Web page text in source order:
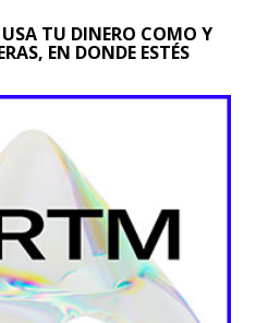
TU DINERO COMO Y
EN DONDE ESTÉS